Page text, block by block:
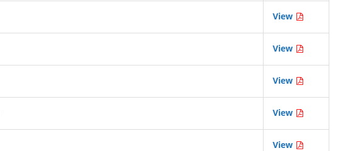
View
View
View
View
View